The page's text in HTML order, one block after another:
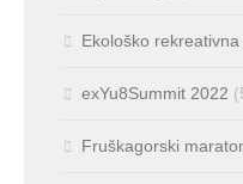
Ekološko rekreativna
exYu8Summit 2022
Fruškagorski